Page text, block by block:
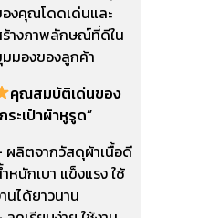
งคุณโดดเด่นและ
างภาพลักษณ์ที่ดีใน
มองของลูกค้า
คุณสมบัติเด่นของ
ระเป๋าผ้าหูรูด”
ผลิตจากวัสดุผ้าเนื้อดี
หนักเบา แข็งแรง ใช้
นได้ยาวนาน